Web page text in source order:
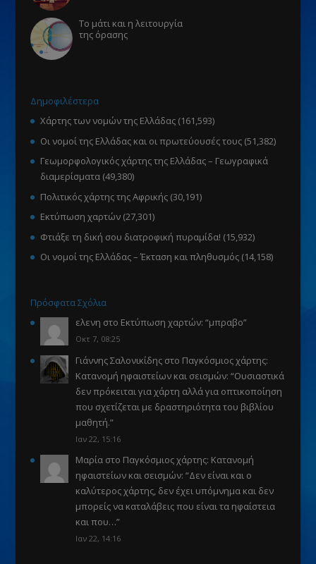
Το μάτι και η λειτουργία
της όρασης
Δημοφιλέστερα
Χάρτης των νομών της Ελλάδας (161,593)
Οι νομοί της Ελλάδας και οι πρωτεύουσές τους (51,382)
Γεωμορφολογικός χάρτης της Ελλάδας – Γεωγραφικά
διαμερίσματα (49,380)
Πολιτικός χάρτης της Αφρικής (30,191)
Εκτύπωση χαρτών (27,301)
Φτιάξε τη δική σου διατροφική πυραμίδα! (15,932)
Οι νομοί της Ελλάδας – Έκταση και πληθυσμός (14,158)
Πρόσφατα Σχόλια
ελενη στο Εκτύπωση χαρτών: “μπραβο”
Οκτ 7, 08:25
Γιάννης Σαλονικίδηςστο Παγκόσμιος χάρτης:
Κατανομή ηφαιστείων και σεισμών: “Ουσιαστικά
δεν πρόκειται για χάρτη αλλά για οπτικοποίηση
που σχετίζεται με δραστηριότητα του βιβλίου
μαθητή.”
Ιαν 22, 15:16
Μαρίαστο Παγκόσμιος χάρτης: Κατανομή
ηφαιστείων και σεισμών: “Δεν είναι και ο
καλύτερος χάρτης, δεν έχει υπόμνημα και δεν
μπορείς να καταλάβεις που είναι τα ηφαίστεια
και που…”
Ιαν 22, 14:16